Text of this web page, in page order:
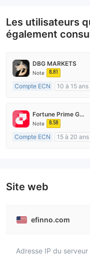
Les utilisateurs
également
DBG MARKETS
Note 8.81
Compte ECN
10 à 15 ans
Market Making (MM)
Etiquette principale MT4
Fortune Prime Global
Note 8.58
Compte ECN
15 à 20 ans
Site web
efinno.com
Adresse IP du serveur